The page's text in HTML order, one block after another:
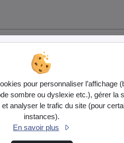
pour personnaliser l’affichage
sombre ou dyslexie etc.), gérer la
et analyser le trafic du site (pour
instances).
En savoir plus